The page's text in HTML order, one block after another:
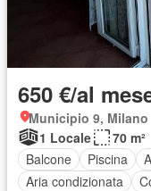
650 €/al
Municipio 9, Milano
1 Locale
70 m²
Balcone
Piscina
Aria condizionata